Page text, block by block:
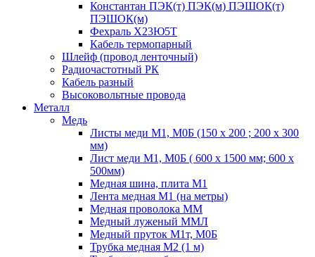
Константан ПЭК(т) ПЭК(м) ПЭШОК(т)
ПЭШОК(м)
Фехраль Х23Ю5Т
Кабель термопарный
Шлейф (провод ленточный)
Радиочастотный РК
Кабель разный
Высоковольтные провода
Металл
Медь
Листы меди М1, М0Б (150 х 200 ; 200 х 300
мм)
Лист меди М1, М0Б ( 600 х 1500 мм; 600 х
500мм)
Медная шина, плита М1
Лента медная М1 (на метры)
Медная проволока ММ
Медный луженый ММЛ
Медный пруток М1т, М0Б
Трубка медная М2 (1 м)